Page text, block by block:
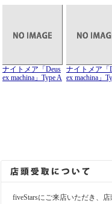
ナイトメア「Deus
ex machina」Type A
ナイトメア「
ex machina」
fiveStarsにご来店いただき、